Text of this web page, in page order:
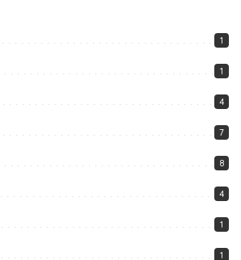
1
1
4
7
8
4
1
1